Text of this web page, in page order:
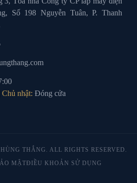
Số 198 Nguyễn Tuân, P. Thanh
Chủ nhật:Đóng cửa
MẬTĐIỀU KHOẢN SỬ DỤNG
THẮNG. ALL RIGHTS RESERVED.